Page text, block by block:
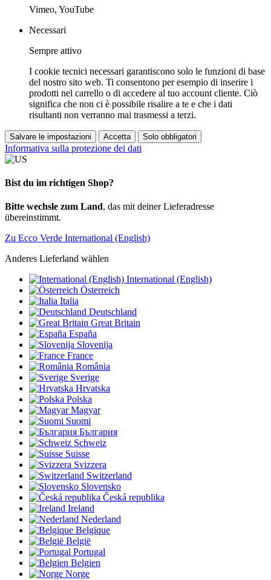
Vimeo, YouTube
Necessari
Sempre attivo
I cookie tecnici necessari garantiscono solo le funzioni di base
del nostro sito web. Ti consentono per esempio di inserire i
prodotti nel carrello o di accedere al tuo account cliente. Ciò
significa che non ci è possibile risalire a te e che i dati
risultanti non verranno mai trasmessi a terzi.
Salvare le impostazioni Accetta Solo obbligatori
Informativa sulla protezione dei dati
Bist du im richtigen Shop?
Bitte wechsle zum Land, das mit deiner Lieferadresse
übereinstimmt.
Zu Ecco Verde International (English)
Anderes Lieferland wählen
International (English)
Österreich
Italia
Deutschland
Great Britain
España
Slovenija
France
România
Sverige
Hrvatska
Polska
Magyar
Suomi
България
Schweiz
Suisse
Svizzera
Switzerland
Slovensko
Česká republika
Ireland
Nederland
Belgique
België
Portugal
Belgien
Norge